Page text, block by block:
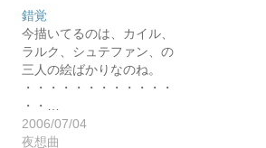
錯覚
今描いてるのは、カイル、
ラルク、シュテファン、の
三人の絵ばかりなのね。
・・・・・・・・・・・・
・・…
2006/07/04
夜想曲